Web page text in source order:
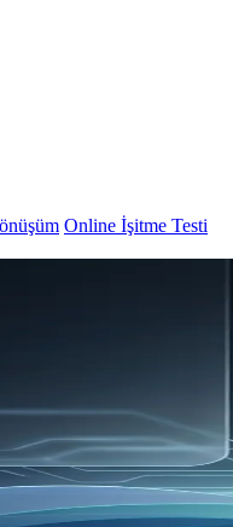
Online İşitme Testi